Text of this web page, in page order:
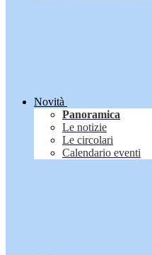
Novità
Panoramica
Le notizie
Le circolari
Calendario eventi